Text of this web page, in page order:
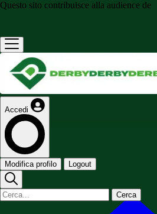
Questo sito contribuisce alla audience de
Accedi
Modifica profilo Logout
Cerca